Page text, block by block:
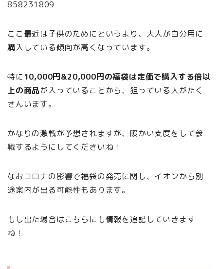
858231809
ここ最近は子供のためにというより、大人が自分用に
購入している傾向が高くなっています。
特に 10,000円&20,000円の福袋は定価で購入する倍以
上の商品が入っていることから、狙っている人がたく
さんいます。
かなりの激戦が予想されますが、暖かい支度をして参
戦するようにしてくださいね！
なおコロナの影響で福袋の発売に関し、イオンから別
途案内が出る可能性もあります。
もし出た場合はこちらにも情報を追記していきます
ね！